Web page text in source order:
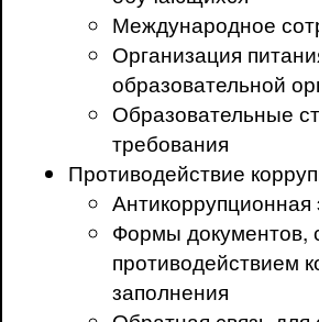
Международное
Организация
образовательной
Образовательные
требования
Противодействие
Антикоррупционная
Формы документов,
противодействием
заполнения